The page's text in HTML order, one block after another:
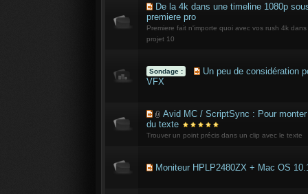
De la 4k dans une timeline 1080p
premiere pro
Premiere fait n'importe quoi avec vos rush 4k dans
projet 10
Sondage :
Un peu de considération
VFX
Avid MC / ScriptSync : Pour
du texte
Trouver un point précis dans un clip avec le texte
Moniteur HPLP2480ZX + Mac OS